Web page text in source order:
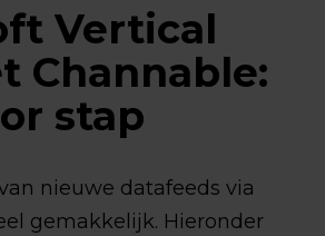
Vertical
Channable:
stap
nieuwe datafeeds via
gemakkelijk. Hieronder